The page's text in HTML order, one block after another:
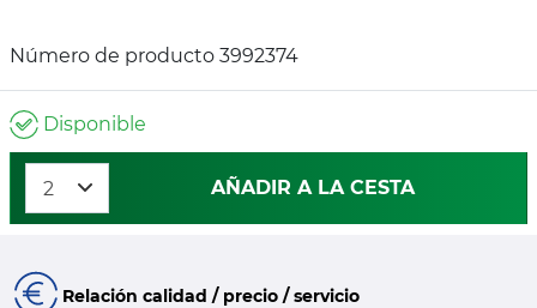
Número de producto 3992374
Disponible
AÑADIR A LA CESTA
Relación calidad / precio / servicio